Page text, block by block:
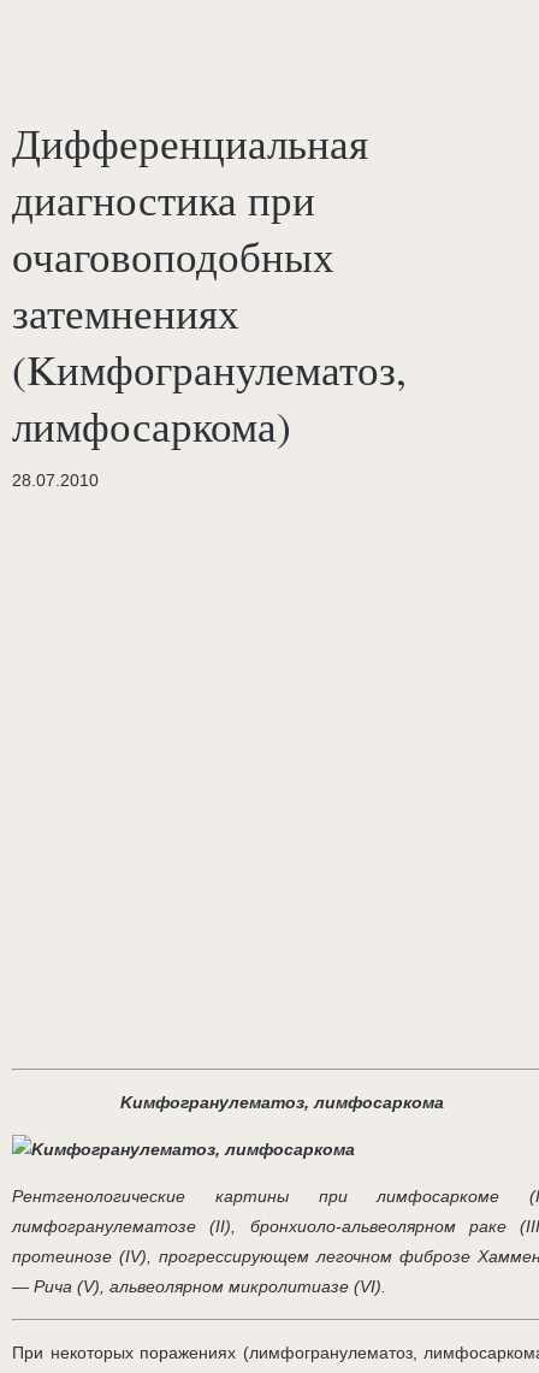
Дифференциальная
диагностика при
очаговоподобных
затемнениях
(Kимфогранулематоз,
лимфосаркома)
28.07.2010
Kимфогранулематоз, лимфосаркома
Рентгенологические картины при лимфосаркоме
лимфогранулематозе (II), бронхиоло-альвеолярном раке
протеинозе (IV), прогрессирующем легочном фиброзе
— Рича (V), альвеолярном микролитиазе (VI).
При некоторых поражениях (лимфогранулематоз,